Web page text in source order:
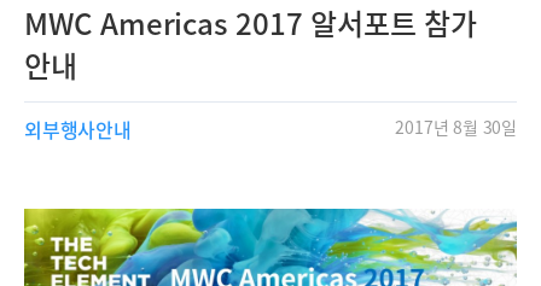
MWC Americas 2017 알서포트 참가
안내
외부행사안내 2017년 8월 30일